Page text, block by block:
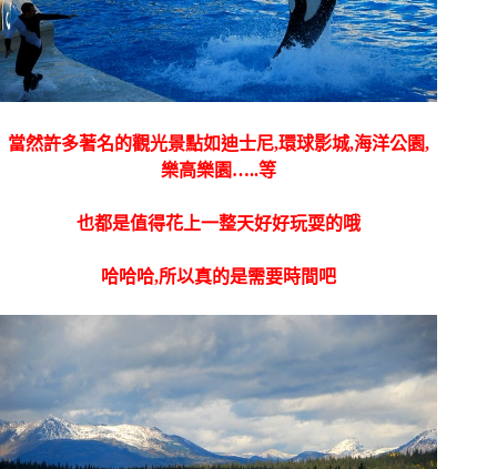
當然許多著名的觀光景點如迪士尼,環球影城,海洋公園,
樂高樂園…..等
也都是值得花上一整天好好玩耍的哦
哈哈哈,所以真的是需要時間吧